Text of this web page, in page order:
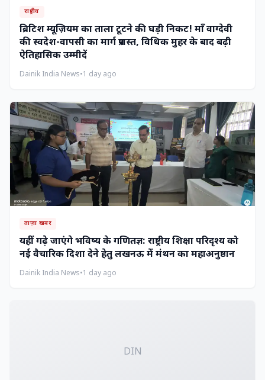
राष्ट्रीय
ब्रिटिश म्यूज़ियम का ताला टूटने की घड़ी निकट! माँ वाग्देवी
की स्वदेश-वापसी का मार्ग प्रशस्त, विधिक मुहर के बाद बढ़ी
ऐतिहासिक उम्मीदें
Dainik India News•1 day ago
ताज़ा खबर
यहीं गढ़े जाएंगे भविष्य के गणितज्ञ: राष्ट्रीय शिक्षा परिदृश्य को
नई वैचारिक दिशा देने हेतु लखनऊ में मंथन का महाअनुष्ठान
Dainik India News•1 day ago
DIN